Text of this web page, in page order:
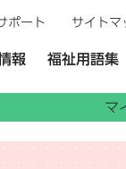
マ
報 福祉用語集
リンク）
ポート サイトマ